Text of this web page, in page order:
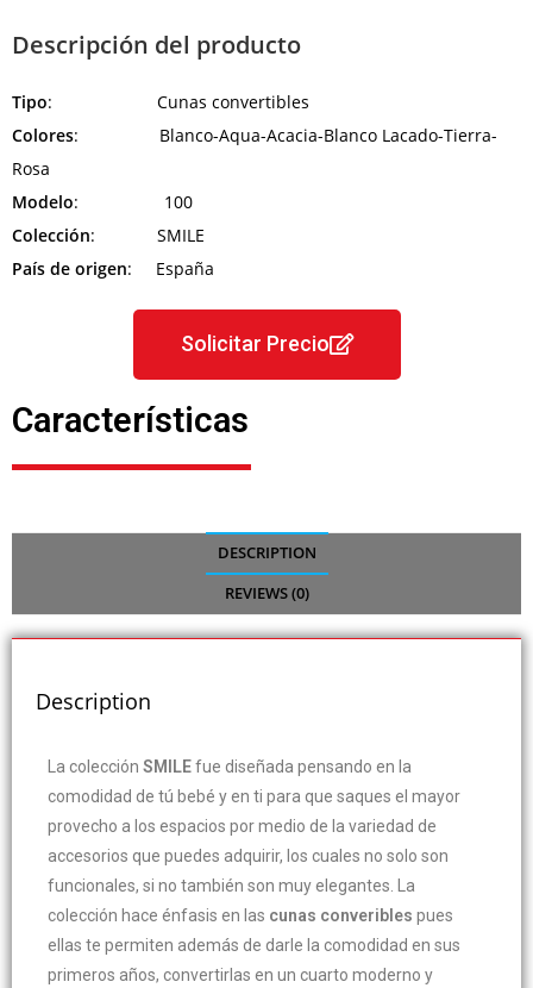
Descripción del producto
Tipo: Cunas convertibles
Colores: Blanco-Aqua-Acacia-Blanco Lacado-Tierra-
Rosa
Modelo: 100
Colección: SMILE
País de origen: España
Solicitar Precio
Características
DESCRIPTION
REVIEWS (0)
Description
La colección SMILEfue diseñada pensando en la
comodidad de tú bebé y en ti para que saques el mayor
provecho a los espacios por medio de la variedad de
accesorios que puedes adquirir, los cuales no solo son
funcionales, si no también son muy elegantes. La
colección hace énfasis en las cunas converibles pues
ellas te permiten además de darle la comodidad en sus
primeros años, convertirlas en un cuarto moderno y